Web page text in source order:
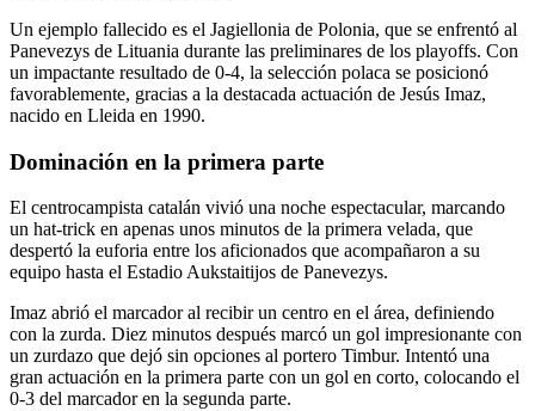
Un ejemplo fallecido es el Jagiellonia de Polonia, que se enfrentó al
Panevezys de Lituania durante las preliminares de los playoffs. Con
un impactante resultado de 0-4, la selección polaca se posicionó
favorablemente, gracias a la destacada actuación de Jesús Imaz,
nacido en Lleida en 1990.
Dominación en la primera parte
El centrocampista catalán vivió una noche espectacular, marcando
un hat-trick en apenas unos minutos de la primera velada, que
despertó la euforia entre los aficionados que acompañaron a su
equipo hasta el Estadio Aukstaitijos de Panevezys.
Imaz abrió el marcador al recibir un centro en el área, definiendo
con la zurda. Diez minutos después marcó un gol impresionante con
un zurdazo que dejó sin opciones al portero Timbur. Intentó una
gran actuación en la primera parte con un gol en corto, colocando el
0-3 del marcador en la segunda parte.